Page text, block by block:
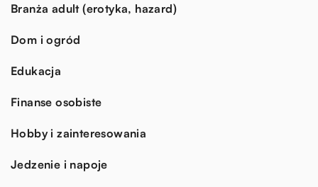
Branża adult (erotyka, hazard)
Dom i ogród
Edukacja
Finanse osobiste
Hobby i zainteresowania
Jedzenie i napoje